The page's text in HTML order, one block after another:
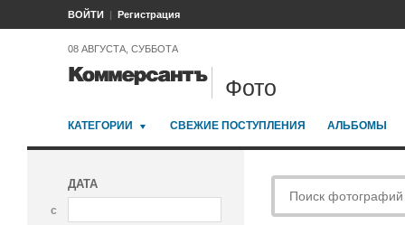
ВОЙТИ Регистрация
08 АВГУСТА, СУББОТА
Фото
КАТЕГОРИИ СВЕЖИЕ ПОСТУПЛЕНИЯ АЛЬБОМЫ
ДАТА
с